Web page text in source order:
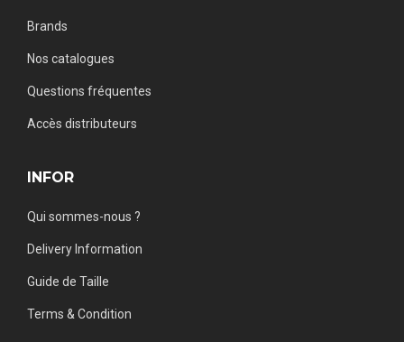
Brands
Nos catalogues
Questions fréquentes
Accès distributeurs
INFOR
Qui sommes-nous ?
Delivery Information
Guide de Taille
Terms & Condition